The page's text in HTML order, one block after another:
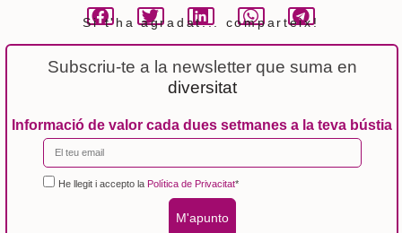
Si t'ha agradat... comparteix!
Subscriu-te a la newsletter que suma en
diversitat
Informació de valor cada dues setmanes a la teva bústia
He llegit i accepto la Política de Privacitat*
M'apunto